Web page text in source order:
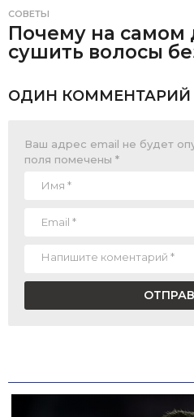
СОВЕТЫ
Почему на самом
сушить волосы
ОДИН КОММЕНТАРИЙ
Ваш адрес email не будет
поля помечены *